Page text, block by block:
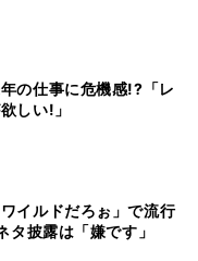
の仕事に危機感!?「レ
しい!」
イルドだろぉ」で流行
タ披露は「嫌です」